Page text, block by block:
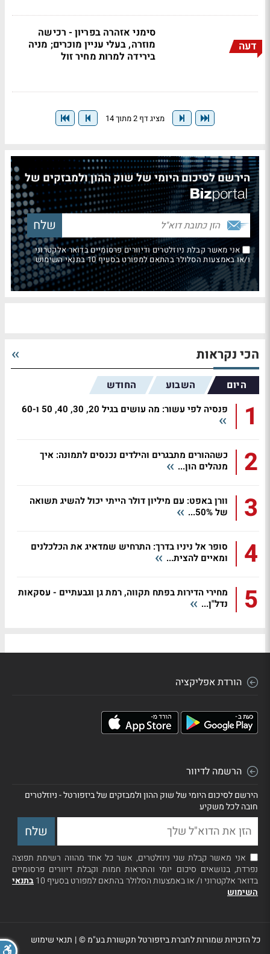
דעה
סימני אזהרה בפריון - רכישה
מוזרה, בעלי עניין מוכרים; מניה
בירידה למרות מחיר זול
מציג דף 2 מתוך 14
הירשם לסיכום היומי של שוק ההון ולמבזקים של
אני מאשר קבלת ניוזלטרים ודיוורים פרסומיים בדואר אלקטרוני
ו/או באמצעות הסלולר בהתאם למפורט בסעיף 10 בתנאי השימוש
הכי נקראות
היום השבוע החודש
1 פנסיה לפי עשור: מה עושים בגיל 20, 30, 40, 50 ו-60
2
כשההורים מתבגרים והילדים נכנסים לתמונה: איך
מנהלים הון...
3
וורן באפט: עם מיליון דולר הייתי יכול להשיג תשואה
של 50%...
4
סופר אל ניניו בדרך: התרחיש שמדאיג את הכלכלנים
ומאיים להצית...
5
מחירי הדירות בפתח תקווה, רמת גן וגבעתיים - עסקאות
נדל"ן...
הורדת אפליקציה
הרשמה לדיוור
הירשם לסיכום היומי של שוק ההון ולמבזקים של ביזפורטל - ניוזלטרים
חובה לכל משקיע
אני מאשר קבלת שני ניוזלטרים, אשר כל אחד מהווה רשימת תפוצה
נפרדת, בנושאים סיכום יומי והתראות חמות וקבלת דיוורים פרסומיים
בדואר אלקטרוני ו/ או באמצעות הסלולר בהתאם למפורט בסעיף 10
בתנאי
השימוש
כל הזכויות שמורות לחברת ביזפורטל תקשורת בע"מ ©| תנאי שימוש